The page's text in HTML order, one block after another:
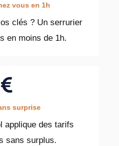
vous en 1h
clés ? Un serrurier
en moins de 1h.
surprise
applique des tarifs
sans surplus.